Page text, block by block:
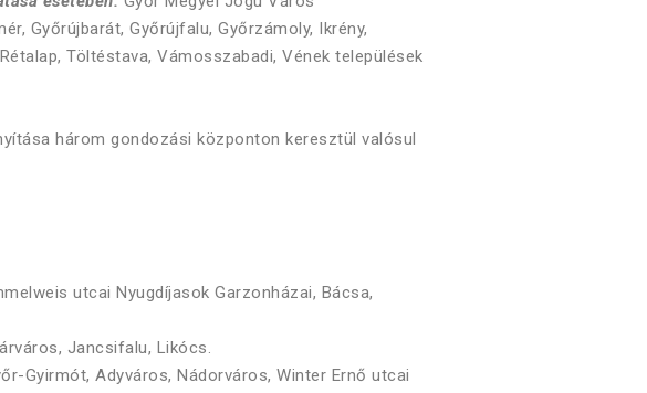
Győrújbarát, Győrújfalu, Győrzámoly, Ikrény,
Töltéstava, Vámosszabadi, Vének települések
három gondozási központon keresztül valósul
utcai Nyugdíjasok Garzonházai, Bácsa,
Jancsifalu, Likócs.
Gyirmót, Adyváros, Nádorváros, Winter Ernő utcai